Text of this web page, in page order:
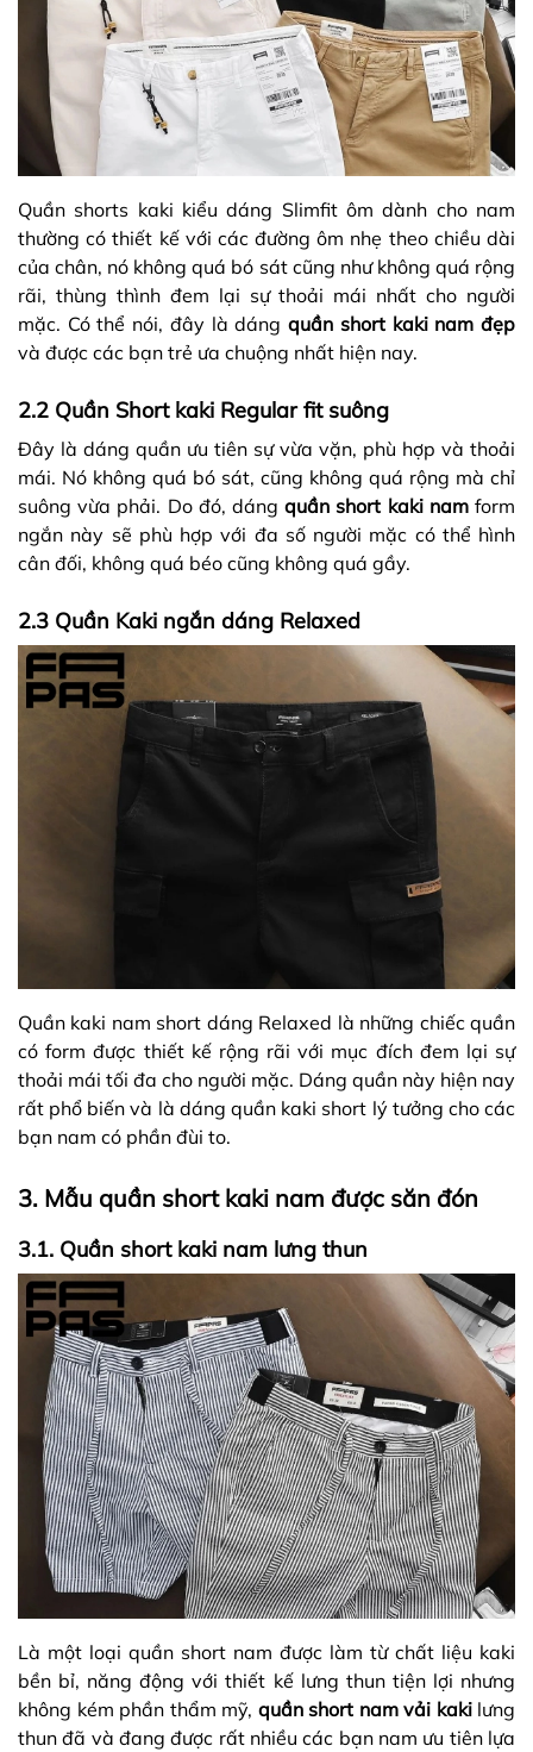
Quần shorts kaki kiểu dáng Slimfit ôm dành cho nam
thường có thiết kế với các đường ôm nhẹ theo chiều dài
của chân, nó không quá bó sát cũng như không quá rộng
rãi, thùng thình đem lại sự thoải mái nhất cho người
mặc. Có thể nói, đây là dángquần short kaki nam đẹp
và được các bạn trẻ ưa chuộng nhất hiện nay.
2.2 Quần Short kaki Regular fit suông
Đây là dáng quần ưu tiên sự vừa vặn, phù hợp và thoải
mái. Nó không quá bó sát, cũng không quá rộng mà chỉ
suông vừa phải. Do đó, dángquần short kaki namform
ngắn này sẽ phù hợp với đa số người mặc có thể hình
cân đối, không quá béo cũng không quá gầy.
2.3 Quần Kaki ngắn dáng Relaxed
Quần kaki nam short dáng Relaxed là những chiếc quần
có form được thiết kế rộng rãi với mục đích đem lại sự
thoải mái tối đa cho người mặc. Dáng quần này hiện nay
rất phổ biến và là dáng quần kaki short lý tưởng cho các
bạn nam có phần đùi to.
3. Mẫu quần short kaki nam được săn đón
3.1. Quần short kaki nam lưng thun
Là một loại quần short nam được làm từ chất liệu kaki
bền bỉ, năng động với thiết kế lưng thun tiện lợi nhưng
không kém phần thẩm mỹ, quần short nam vải kakilưng
thun đã và đang được rất nhiều các bạn nam ưu tiên lựa